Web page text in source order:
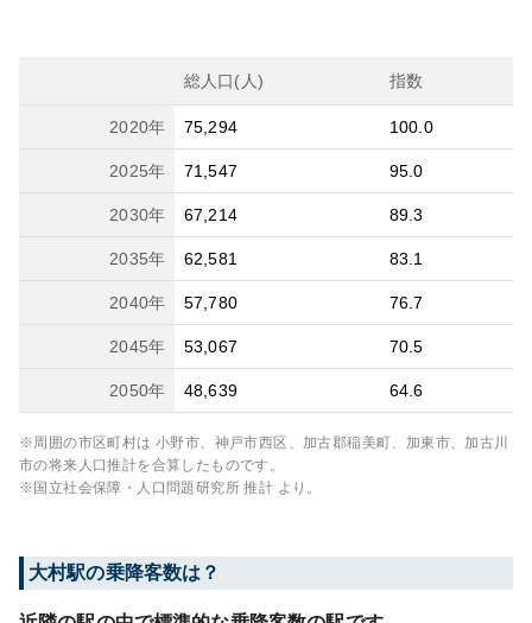
総人口(人) 指数
2020年 75,294 100.0
2025年 71,547 95.0
2030年 67,214 89.3
2035年 62,581 83.1
2040年 57,780 76.7
2045年 53,067 70.5
2050年 48,639 64.6
※周囲の市区町村は 小野市、神戸市西区、加古郡稲美町、加東市、加古川
市の将来人口推計を合算したものです。
※国立社会保障・人口問題研究所 推計 より。
大村駅の乗降客数は？